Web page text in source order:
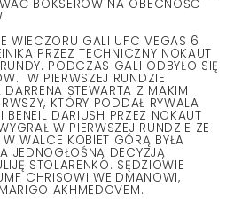
BOKSERÓW NA OBECNOŚĆ
WIECZORU GALI UFC VEGAS 6
PRZEZ TECHNICZNY NOKAUT
PODCZAS GALI ODBYŁO SIĘ
W PIERWSZEJ RUNDZIE
STEWARTA Z MAKIM
KTÓRY PODDAŁ RYWALA
BENEIL DARIUSH PRZEZ NOKAUT
W PIERWSZEJ RUNDZIE ZE
WALCE KOBIET GÓRĄ BYŁA
JEDNOGŁOŚNĄ DECYZJĄ
STOLARENKO. SĘDZIOWIE
CHRISOWI WEIDMANOWI,
AKHMEDOVEM.